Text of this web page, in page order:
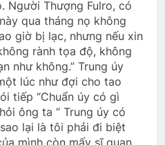
nhiệm BTC ĐH Toàn cầu
Người Thượng Fulro, có
qua tháng nọ không
giờ bị lạc, nhưng nếu xin
rành tọa độ, không
như không.” Trung úy
lúc như đợi cho tao
tiếp “Chuẩn úy có gì
ông ta “ Trung úy có
lại là tôi phải đi biệt
mình còn mấy sĩ quan